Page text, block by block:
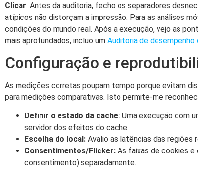
Clicar. Antes da auditoria, fecho os separadores
atípicos não distorçam a impressão. Para as análises
condições do mundo real. Após a execução, vejo as
mais aprofundados, incluo um Auditoria de desempenho
Configuração e
As medições corretas poupam tempo porque evitam
para medições comparativas. Isto permite-me
Definir o estado da cache: Uma execução com
servidor dos efeitos do cache.
Escolha do local: Avalio as latências das regiões
Consentimentos/Flicker: As faixas de cookies
consentimento) separadamente.